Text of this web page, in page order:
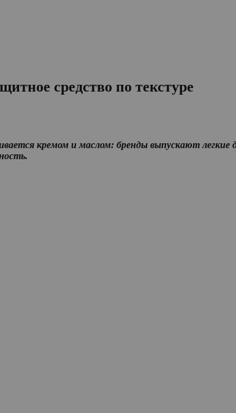
средство по текстуре
кремом и маслом: бренды выпускают